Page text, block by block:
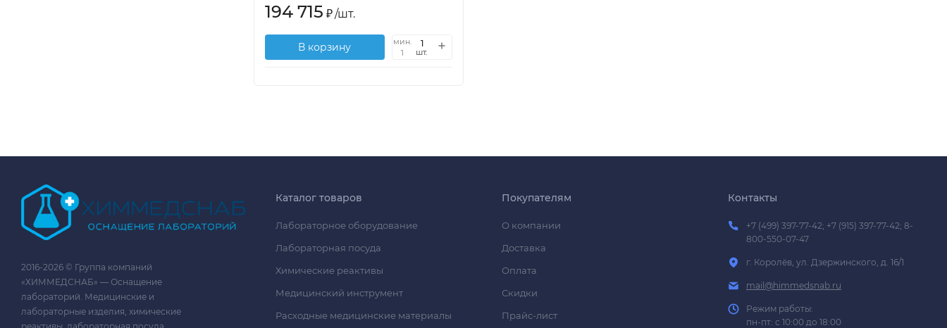
194 715 ₽/шт.
В корзину
мин.
1
шт.
2016-2026 © Группа компаний
«ХИММЕДСНАБ» — Оснащение
лабораторий. Медицинские и
лабораторные изделия, химические
Каталог товаров
Лабораторное оборудование
Лабораторная посуда
Химические реактивы
Медицинский инструмент
Расходные медицинские материалы
Покупателям
О компании
Доставка
Оплата
Скидки
Прайс-лист
Контакты
+7 (499) 397-77-42; +7 (915) 397-77-42; 8-
800-550-07-47
г. Королёв, ул. Дзержинского, д. 16/1
mail@himmedsnab.ru
Режим работы:
пн-пт: с 10:00 до 18:00